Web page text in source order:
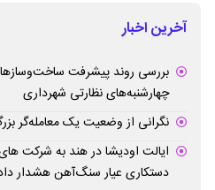
آخرین اخبار
بررسی روند پیشرفت
چهارشنبه‌های نظارتی شهرداری
نگرانی از وضعیت یک معامله‌گر
ایالت اودیشا در هند به شرکت
دستکاری عیار سنگ‌آهن هشدار